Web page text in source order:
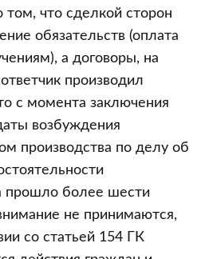
том, что сделкой сторон
обязательств (оплата
а договоры, на
производил
с момента заключения
возбуждения
производства по делу об
прошло более шести
не принимаются,
со статьей 154 ГК